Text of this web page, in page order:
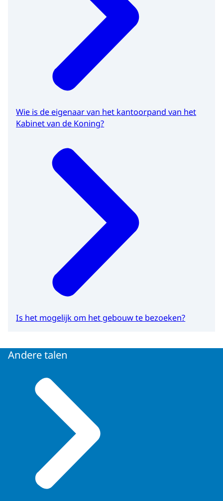
Wie is de eigenaar van het kantoorpand van het
Kabinet van de Koning?
Is het mogelijk om het gebouw te bezoeken?
Andere talen